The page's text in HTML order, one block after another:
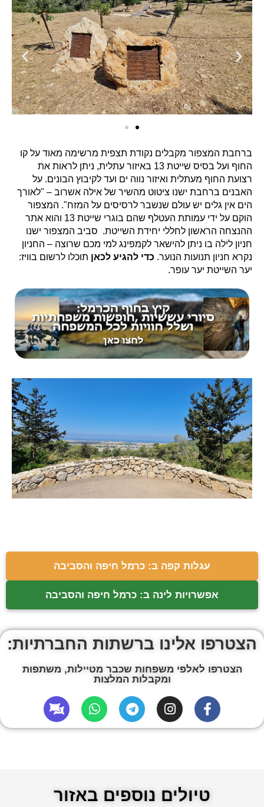
ברחבת המצפור מקבלים נקודת תצפית מרשימה מאוד על קו
החוף ועל בסיס שייטת 13 באיזור עתלית, ניתן לראות את
רצועת החוף מעתלית ואיזור נווה ים ועד לקיבוץ הבונים. על
האבנים ברחבת ישנו ציטוט מהשיר של אילה אשרוב – "לאורך
הים אין גלים יש עולם שנשבר לרסיסים על המזח". המצפור
הוקם על ידי עמותת העטלף שהם בוגרי שייטת 13 והוא אתר
ההנצחה הראשון לחללי יחידת השייטת. סביב המצפור ישנו
חניון לילה בו ניתן להישאר לקמפינג למי מכם שרוצה – החניון
נקרא חניון תנועות הנוער. כדי להגיע לכאן תוכלו לרשום בוויז:
יער השייטת יער עופר.
עגלות קפה ב: כרמל חיפה והסביבה
אפשרויות לינה ב: כרמל חיפה והסביבה
הצטרפו אלינו ברשתות החברתיות:
הצטרפו לאלפי משפחות שכבר מטיילות, משתפות
ומקבלות המלצות
טיולים נוספים באזור